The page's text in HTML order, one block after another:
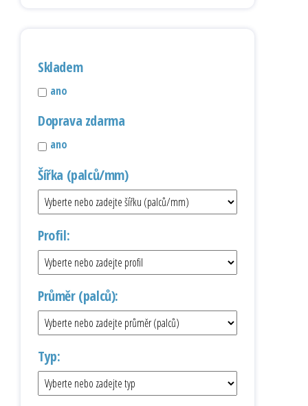
Skladem
ano
Doprava zdarma
ano
Šířka (palců/mm)
Profil:
Průměr (palců):
Typ: